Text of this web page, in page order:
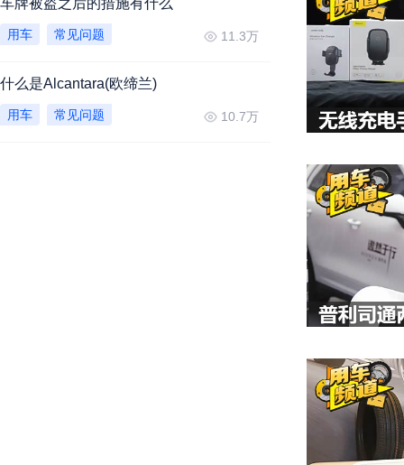
车牌被盗之后的措施有什么
用车 常见问题 11.3万
什么是Alcantara(欧缔兰)
用车 常见问题 10.7万